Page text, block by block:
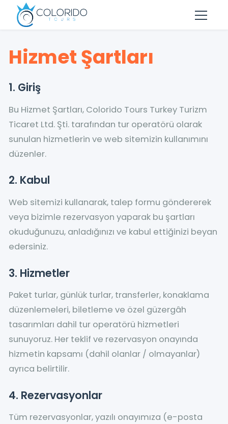
Skip to main content
Hizmet Şartları
1. Giriş
Bu Hizmet Şartları, Colorido Tours Turkey Turizm
Ticaret Ltd. Şti. tarafından tur operatörü olarak
sunulan hizmetlerin ve web sitemizin kullanımını
düzenler.
2. Kabul
Web sitemizi kullanarak, talep formu göndererek
veya bizimle rezervasyon yaparak bu şartları
okuduğunuzu, anladığınızı ve kabul ettiğinizi beyan
edersiniz.
3. Hizmetler
Paket turlar, günlük turlar, transferler, konaklama
düzenlemeleri, biletleme ve özel güzergâh
tasarımları dahil tur operatörü hizmetleri
sunuyoruz. Her teklif ve rezervasyon onayında
hizmetin kapsamı (dahil olanlar / olmayanlar)
ayrıca belirtilir.
4. Rezervasyonlar
Tüm rezervasyonlar, yazılı onayımıza (e-posta